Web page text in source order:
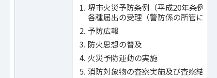
堺市火災予防条例（平成20年条例第
各種届出の受理（警防係の所管に属
予防広報
防火思想の普及
火災予防運動の実施
消防対象物の査察実施及び査察結果